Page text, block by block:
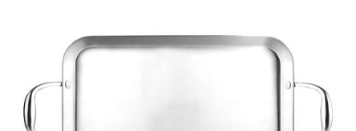
imágenes